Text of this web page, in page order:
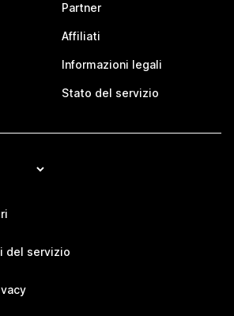
Partner
Affiliati
Informazioni legali
Stato del servizio
del servizio